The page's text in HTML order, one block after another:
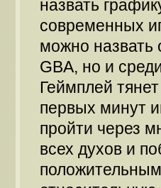
назвать
современных
можно назвать
GBA, но и
Геймплей
первых минут
пройти через
всех духов и